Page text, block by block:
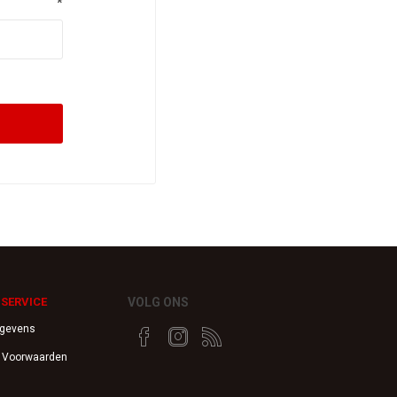
VOLG ONS